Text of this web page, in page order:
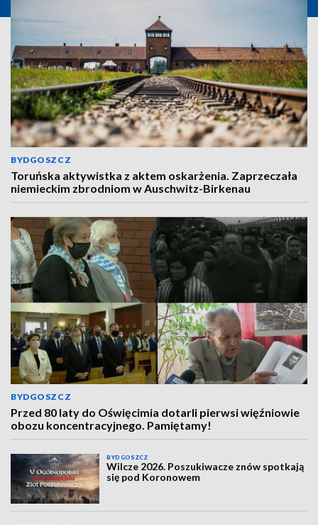
BYDGOSZCZ
Toruńska aktywistka z aktem oskarżenia. Zaprzeczała
niemieckim zbrodniom w Auschwitz-Birkenau
BYDGOSZCZ
Przed 80 laty do Oświęcimia dotarli pierwsi więźniowie
obozu koncentracyjnego. Pamiętamy!
BYDGOSZCZ
Wilcze 2026. Poszukiwacze znów spotkają
się pod Koronowem